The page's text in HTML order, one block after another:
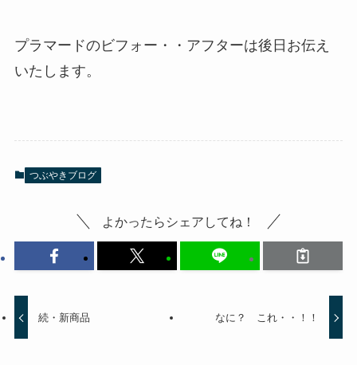
プラマードのビフォー・・アフターは後日お伝え
いたします。
つぶやきブログ
よかったらシェアしてね！
続・新商品 なに？ これ・・！！